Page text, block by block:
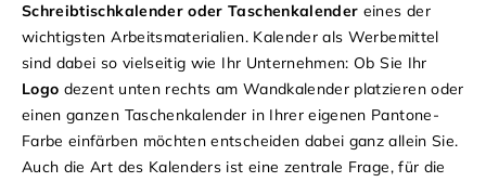
Schreibtischkalender oder Taschenkalender eines der
wichtigsten Arbeitsmaterialien. Kalender als Werbemittel
sind dabei so vielseitig wie Ihr Unternehmen: Ob Sie Ihr
Logo dezent unten rechts am Wandkalender platzieren oder
einen ganzen Taschenkalender in Ihrer eigenen Pantone-
Farbe einfärben möchten entscheiden dabei ganz allein Sie.
Auch die Art des Kalenders ist eine zentrale Frage, für die